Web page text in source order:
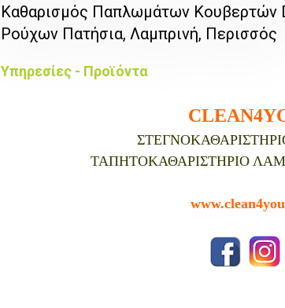
Καθαρισμός Παπλωμάτων Κουβερτών
Ρούχων Πατήσια, Λαμπρινή, Περισσός
Υπηρεσίες - Προϊόντα
ΤΑΠΗΤΟΚΑΘΑΡΙΣΤΗΡΙΟ